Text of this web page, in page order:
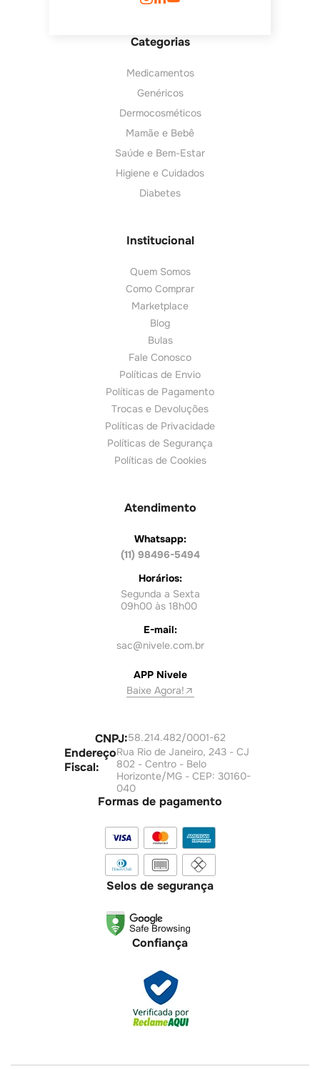
Categorias
Medicamentos
Genéricos
Dermocosméticos
Mamãe e Bebê
Saúde e Bem-Estar
Higiene e Cuidados
Diabetes
Institucional
Quem Somos
Como Comprar
Marketplace
Blog
Bulas
Fale Conosco
Políticas de Envio
Políticas de Pagamento
Trocas e Devoluções
Políticas de Privacidade
Políticas de Segurança
Políticas de Cookies
Atendimento
Whatsapp:
(11) 98496-5494
Horários:
Segunda a Sexta
09h00 às 18h00
E-mail:
sac@nivele.com.br
APP Nivele
Baixe Agora!
CNPJ:58.214.482/0001-62
Endereço
Fiscal:
Rua Rio de Janeiro, 243 - CJ
802 - Centro - Belo
Horizonte/MG - CEP: 30160-
040
Formas de pagamento
Selos de segurança
Confiança